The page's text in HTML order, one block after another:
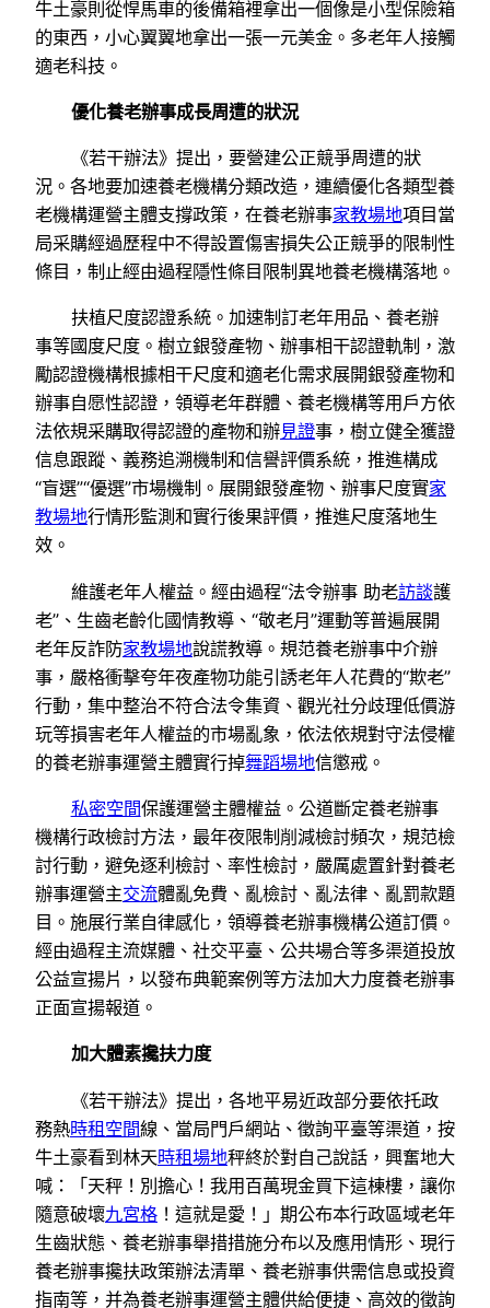
牛土豪則從悍馬車的後備箱裡拿出一個像是小型保險箱
的東西，小心翼翼地拿出一張一元美金。多老年人接觸
適老科技。
優化養老辦事成長周遭的狀況
《若干辦法》提出，要營建公正競爭周遭的狀
況。各地要加速養老機構分類改造，連續優化各類型養
老機構運營主體支撐政策，在養老辦事家教場地項目當
局采購經過歷程中不得設置傷害損失公正競爭的限制性
條目，制止經由過程隱性條目限制異地養老機構落地。
扶植尺度認證系統。加速制訂老年用品、養老辦
事等國度尺度。樹立銀發產物、辦事相干認證軌制，激
勵認證機構根據相干尺度和適老化需求展開銀發產物和
辦事自愿性認證，領導老年群體、養老機構等用戶方依
法依規采購取得認證的產物和辦見證事，樹立健全獲證
信息跟蹤、義務追溯機制和信譽評價系統，推進構成
“盲選”“優選”市場機制。展開銀發產物、辦事尺度實家
教場地行情形監測和實行後果評價，推進尺度落地生
效。
維護老年人權益。經由過程“法令辦事 助老訪談護
老”、生齒老齡化國情教導、“敬老月”運動等普遍展開
老年反詐防家教場地說謊教導。規范養老辦事中介辦
事，嚴格衝擊夸年夜產物功能引誘老年人花費的“欺老”
行動，集中整治不符合法令集資、觀光社分歧理低價游
玩等損害老年人權益的市場亂象，依法依規對守法侵權
的養老辦事運營主體實行掉舞蹈場地信懲戒。
私密空間保護運營主體權益。公道斷定養老辦事
機構行政檢討方法，最年夜限制削減檢討頻次，規范檢
討行動，避免逐利檢討、率性檢討，嚴厲處置針對養老
辦事運營主交流體亂免費、亂檢討、亂法律、亂罰款題
目。施展行業自律感化，領導養老辦事機構公道訂價。
經由過程主流媒體、社交平臺、公共場合等多渠道投放
公益宣揚片，以發布典範案例等方法加大力度養老辦事
正面宣揚報道。
加大體素攙扶力度
《若干辦法》提出，各地平易近政部分要依托政
務熱時租空間線、當局門戶網站、徵詢平臺等渠道，按
牛土豪看到林天時租場地秤終於對自己說話，興奮地大
喊：「天秤！別擔心！我用百萬現金買下這棟樓，讓你
隨意破壞九宮格 ！這就是愛！」期公布本行政區域老年
生齒狀態、養老辦事舉措措施分布以及應用情形、現行
養老辦事攙扶政策辦法清單、養老辦事供需信息或投資
指南等，并為養老辦事運營主體供給便捷、高效的徵詢